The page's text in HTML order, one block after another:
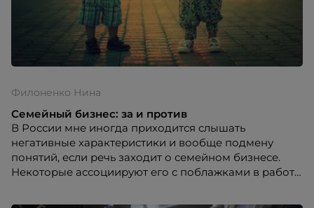
Филоненко Нина
Семейный бизнес: за и против
В России мне иногда приходится слышать
негативные характеристики и вообще подмену
понятий, если речь заходит о семейном бизнесе.
Некоторые ассоциируют его с поблажками в работе,